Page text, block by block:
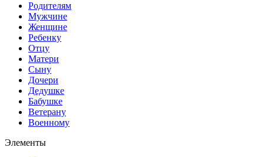
Родителям
Мужчине
Женщине
Ребенку
Отцу
Матери
Сыну
Дочери
Дедушке
Бабушке
Ветерану
Военному
Элементы